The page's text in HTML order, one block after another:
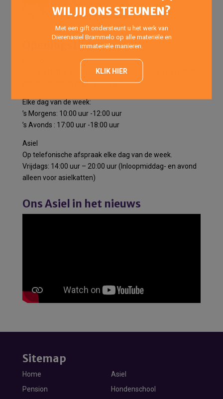
Openingstijden
Voor het halen en brengen van pensiondieren het gehele
jaar geopend op onderstaande tijden:
Elke dag van de week:
’s Morgens: 10:00 uur -12:00 uur
’s Avonds : 17:00 uur -18:00 uur
Asiel
Op telefonische afspraak elke dag van de week.
Vrijdags: 14:00 uur – 20:00 uur (Inloopmiddag- en avond
alleen voor asielkatten)
Ons Asiel in het nieuws
WIL JIJ ONS STEUNEN?
Met een gift ondersteunt u het werk van
Dierenasiel Brammelo op alle materiële en
immateriële manieren.
KLIK HIER
Sitemap
Home
Asiel
Pension
Hondenschool